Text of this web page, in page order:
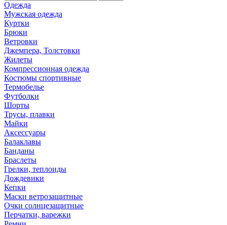
Одежда
Мужская одежда
Куртки
Брюки
Ветровки
Джемпера, Толстовки
Жилеты
Компрессионная одежда
Костюмы спортивные
Термобелье
Футболки
Шорты
Трусы, плавки
Майки
Аксессуары
Балаклавы
Банданы
Браслеты
Грелки, теплоиды
Дождевики
Кепки
Маски ветрозащитные
Очки солнцезащитные
Перчатки, варежки